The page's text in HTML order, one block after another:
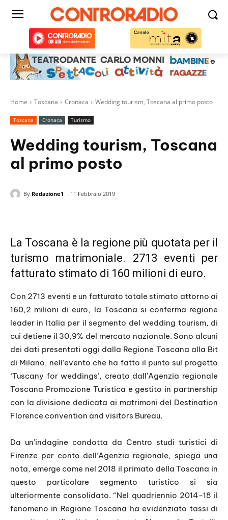
Home Toscana Cronaca Wedding tourism, Toscana al primo posto
Toscana Cronaca Turismo
Wedding tourism, Toscana
al primo posto
By Redazione1 11 Febbraio 2019
La Toscana è la regione più quotata per il
turismo matrimoniale. 2713 eventi per
fatturato stimato di 160 milioni di euro.
Con 2713 eventi e un fatturato totale stimato attorno ai
160,2 milioni di euro, la Toscana si conferma regione
leader in Italia per il segmento del wedding tourism, di
cui detiene il 30,9% del mercato nazionale. Sono alcuni
dei dati presentati oggi dalla Regione Toscana alla Bit
di Milano, nell’evento che ha fatto il punto sul progetto
‘Tuscany for weddings’, creato dall’Agenzia regionale
Toscana Promozione Turistica e gestito in partnership
con la divisione dedicata ai matrimoni del Destination
Florence convention and visitors Bureau.
Da un’indagine condotta da Centro studi turistici di
Firenze per conto dell’Agenzia regionale, spiega una
nota, emerge come nel 2018 il primato della Toscana in
questo particolare segmento turistico si sia
ulteriormente consolidato. “Nel quadriennio 2014-18 il
fenomeno in Regione Toscana ha evidenziato tassi di